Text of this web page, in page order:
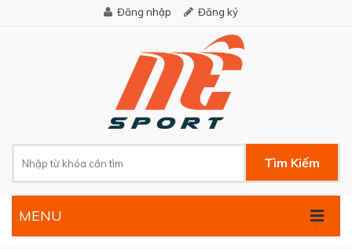
Đăng nhập Đăng ký
Tìm Kiếm
.
MENU